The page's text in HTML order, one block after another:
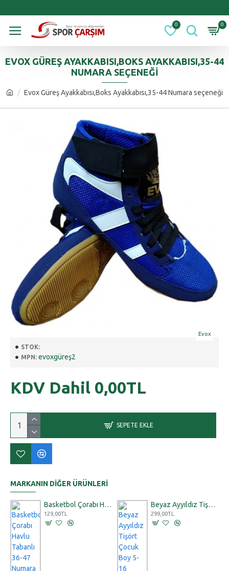
0 0
Evox Güreş Ayakkabısı,Boks Ayakkabısı,35-44 Numara seçeneği
EVOX GÜREŞ AYAKKABISI,BOKS AYAKKABISI,35-44
NUMARA SEÇENEĞI
STOK:
MPN: evoxgüreş2
Evox
KDV Dahil 0,00TL
SEPETE EKLE
MARKANIN DIĞER ÜRÜNLERI
Basketbol Çorabı Havlu Tabanlı 36-47 Numara Likralı
129,00TL
Beyaz Ayyıldız Tişört Çocuk Boy 5-16 Yaş,Kaliteli Penye Kumaş
299,00TL